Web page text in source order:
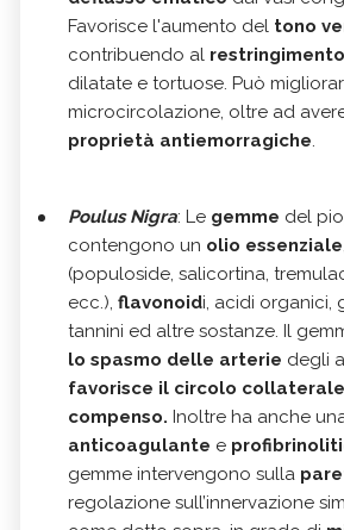
Favorisce l'aumento del tono
contribuendo al
dilatate e tortuose. Può
microcircolazione, oltre ad
proprietà antiemorragiche.
Poulus Nigra: Le gemme del
contengono un olio essenziale
(populoside, salicortina,
ecc.), flavonoidi, acidi organici,
tannini ed altre sostanze. Il
lo spasmo delle arterie degli
favorisce il circolo
compenso. Inoltre ha anche
anticoagulante e
gemme intervengono sulla
regolazione sull’innervazione